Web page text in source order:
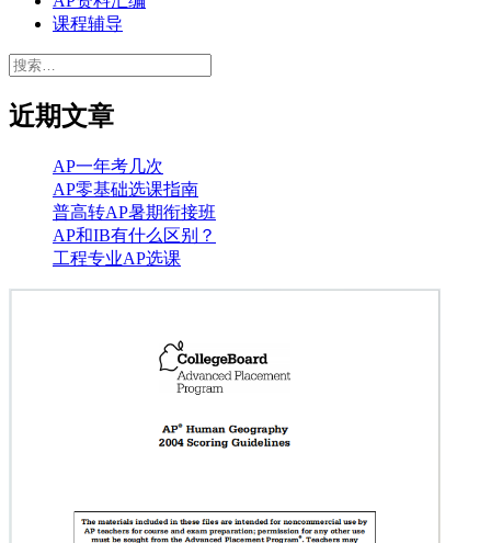
课程辅导
搜
近期文章
AP一年考几次
AP零基础选课指南
普高转AP暑期衔接班
AP和IB有什么区别？
工程专业AP选课